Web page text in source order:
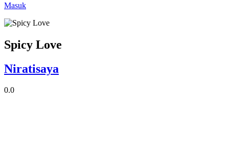
Masuk
Spicy Love
Niratisaya
0.0